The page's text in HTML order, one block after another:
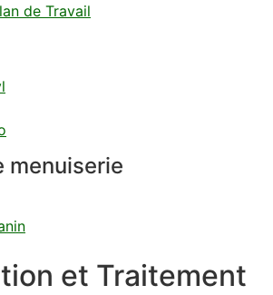
de Travail
menuiserie
et Traitement